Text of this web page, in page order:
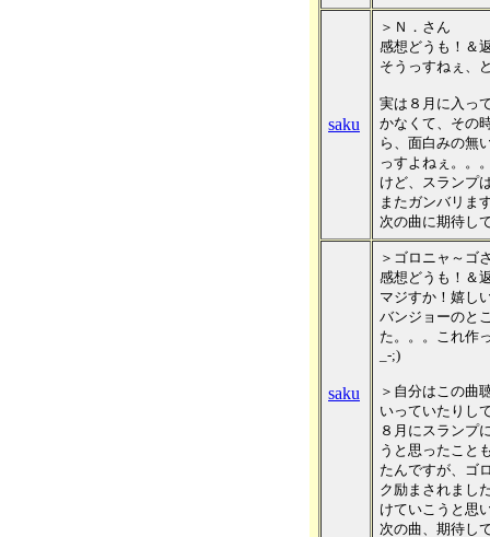
saku
＞Ｎ．さん
感想どうも！＆
そうっすねぇ、
実は８月に入っ
かなくて、その
ら、面白みの無
っすよねぇ。。
けど、スランプ
またガンバリま
次の曲に期待し
saku
＞ゴロニャ～ゴ
感想どうも！＆
マジすか！嬉し
バンジョーのと
た。。。これ作
_-;)
＞自分はこの曲
いっていたりし
８月にスランプ
うと思ったこと
たんですが、ゴ
ク励まされまし
けていこうと思
次の曲、期待し